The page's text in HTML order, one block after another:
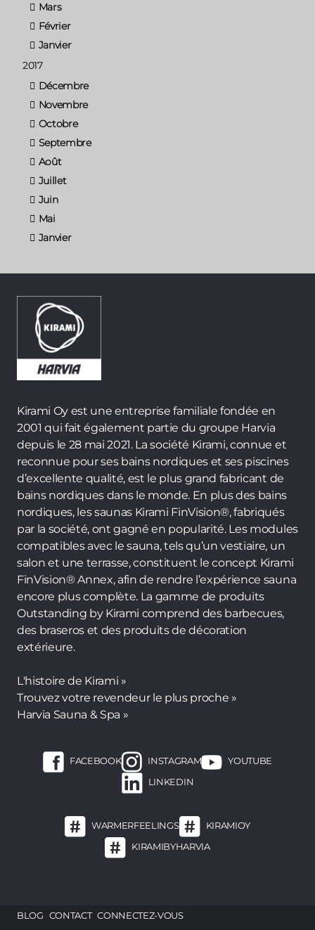
Mars
Février
Janvier
2017
Décembre
Novembre
Octobre
Septembre
Août
Juillet
Juin
Mai
Janvier
Kirami Oy est une entreprise familiale fondée en
2001 qui fait également partie du groupe Harvia
depuis le 28 mai 2021. La société Kirami, connue et
reconnue pour ses bains nordiques et ses piscines
d’excellente qualité, est le plus grand fabricant de
bains nordiques dans le monde. En plus des bains
nordiques, les saunas Kirami FinVision®, fabriqués
par la société, ont gagné en popularité. Les modules
compatibles avec le sauna, tels qu’un vestiaire, un
salon et une terrasse, constituent le concept Kirami
FinVision® Annex, afin de rendre l’expérience sauna
encore plus complète. La gamme de produits
Outstanding by Kirami comprend des barbecues,
des braseros et des produits de décoration
extérieure.
L'histoire de Kirami »
Trouvez votre revendeur le plus proche »
Harvia Sauna & Spa »
FACEBOOK INSTAGRAM
YOUTUBE
LINKEDIN
WARMERFEELINGS
KIRAMIOY
KIRAMIBYHARVIA
BLOG CONTACT CONNECTEZ-VOUS